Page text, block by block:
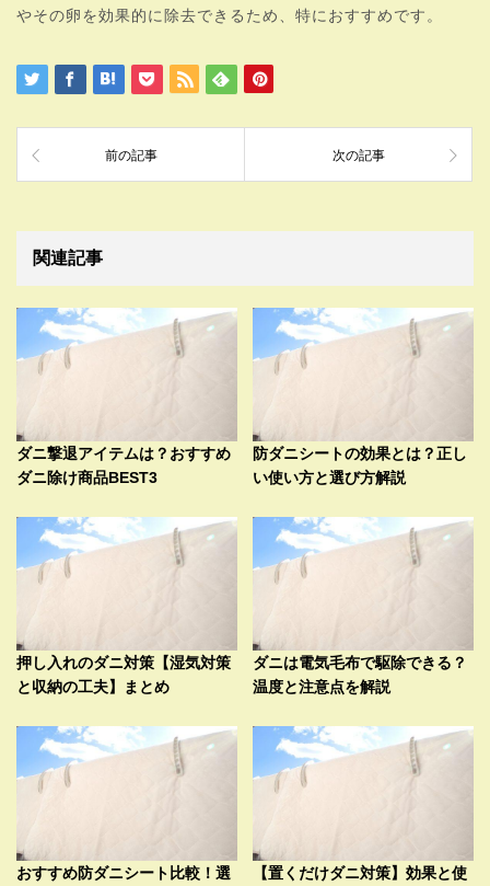
やその卵を効果的に除去できるため、特におすすめです。
前の記事 次の記事
関連記事
ダニ撃退アイテムは？おすすめ
ダニ除け商品BEST3
防ダニシートの効果とは？正し
い使い方と選び方解説
押し入れのダニ対策【湿気対策
と収納の工夫】まとめ
ダニは電気毛布で駆除できる？
温度と注意点を解説
おすすめ防ダニシート比較！選
【置くだけダニ対策】効果と使